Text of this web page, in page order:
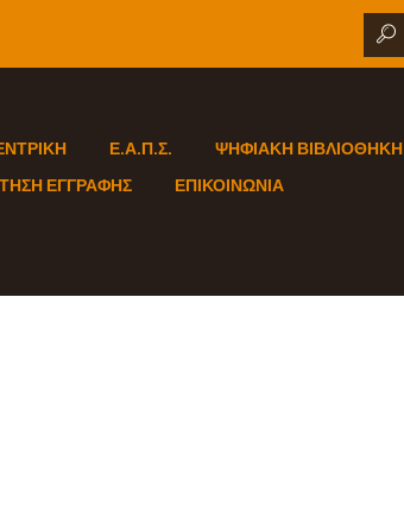
Ε.Α.Π.Σ. ΨΗΦΙΑΚΗ ΒΙΒΛΙΟΘΗΚΗ
ΕΓΓΡΑΦΗΣ
ΕΠΙΚΟΙΝΩΝΙΑ